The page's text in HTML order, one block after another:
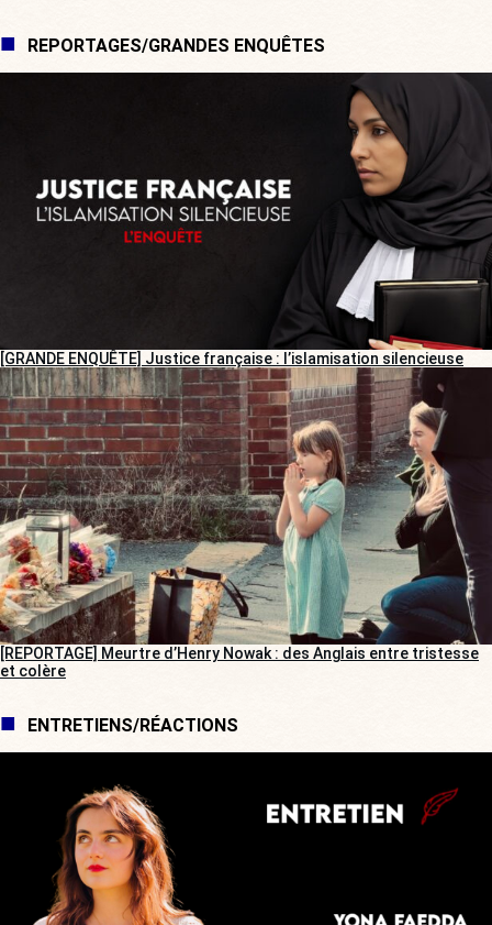
REPORTAGES/GRANDES ENQUÊTES
[GRANDE ENQUÊTE] Justice française : l’islamisation silencieuse
[REPORTAGE] Meurtre d’Henry Nowak : des Anglais entre tristesse
et colère
ENTRETIENS/RÉACTIONS